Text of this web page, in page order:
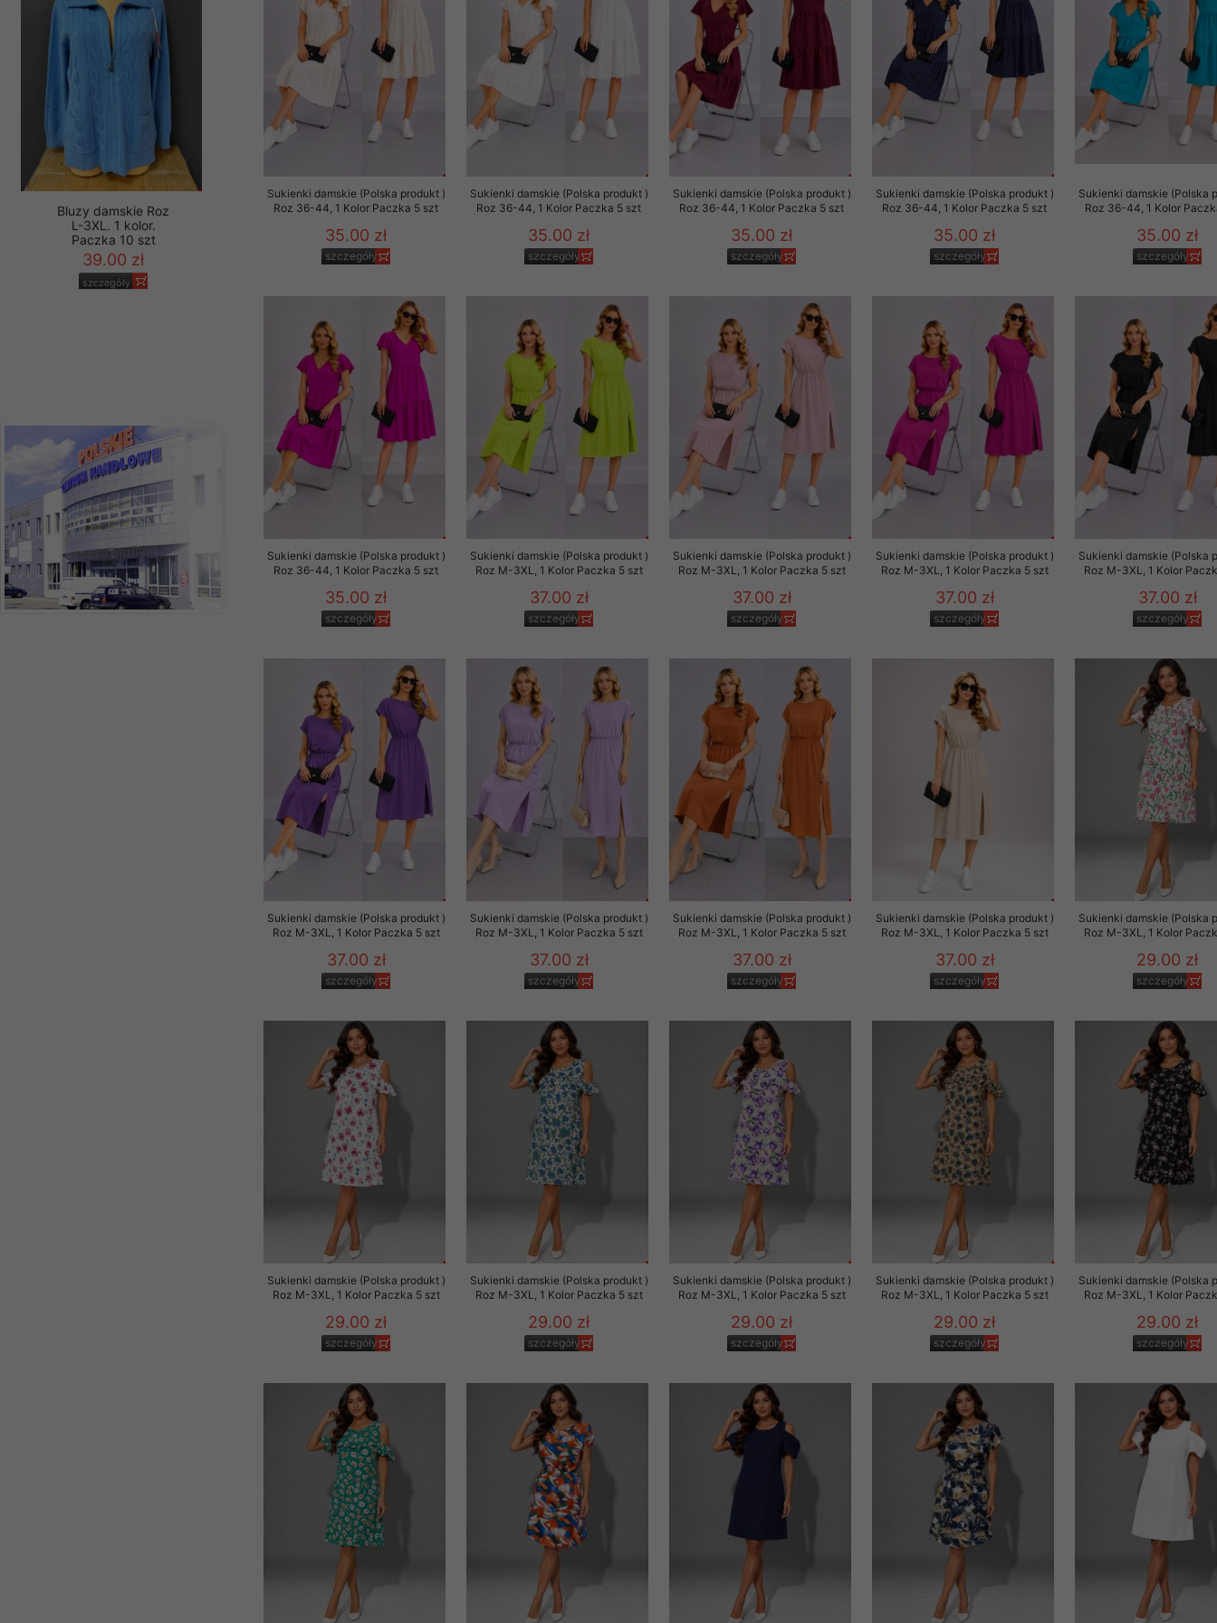
Bluzy damskie Roz
L-3XL. 1 kolor.
Sukienki damskie (Polska produkt )
Roz 36-44, 1 Kolor Paczka 5 szt
35.00 zł
szczegóły
Sukienki damskie (Polska produkt )
Roz 36-44, 1 Kolor Paczka 5 szt
35.00 zł
szczegóły
Sukienki damskie (Polska produkt )
Roz 36-44, 1 Kolor Paczka 5 szt
35.00 zł
szczegóły
Sukienki damskie (Polska produkt )
Roz 36-44, 1 Kolor Paczka 5 szt
35.00 zł
szczegóły
Sukienki damskie (Polska
Roz 36-44, 1 Kolor
35.00 zł
szczegóły
Sukienki damskie (Polska produkt )
Roz 36-44, 1 Kolor Paczka 5 szt
35.00 zł
szczegóły
Sukienki damskie (Polska produkt )
Roz M-3XL, 1 Kolor Paczka 5 szt
37.00 zł
szczegóły
Sukienki damskie (Polska produkt )
Roz M-3XL, 1 Kolor Paczka 5 szt
37.00 zł
szczegóły
Sukienki damskie (Polska produkt )
Roz M-3XL, 1 Kolor Paczka 5 szt
37.00 zł
szczegóły
Sukienki damskie (Polska
Roz M-3XL, 1 Kolor
37.00 zł
szczegóły
Sukienki damskie (Polska produkt )
Roz M-3XL, 1 Kolor Paczka 5 szt
37.00 zł
szczegóły
Sukienki damskie (Polska produkt )
Roz M-3XL, 1 Kolor Paczka 5 szt
37.00 zł
szczegóły
Sukienki damskie (Polska produkt )
Roz M-3XL, 1 Kolor Paczka 5 szt
37.00 zł
szczegóły
Sukienki damskie (Polska produkt )
Roz M-3XL, 1 Kolor Paczka 5 szt
37.00 zł
szczegóły
Sukienki damskie (Polska
Roz M-3XL, 1 Kolor
29.00 zł
szczegóły
Sukienki damskie (Polska produkt )
Roz M-3XL, 1 Kolor Paczka 5 szt
29.00 zł
szczegóły
Sukienki damskie (Polska produkt )
Roz M-3XL, 1 Kolor Paczka 5 szt
29.00 zł
szczegóły
Sukienki damskie (Polska produkt )
Roz M-3XL, 1 Kolor Paczka 5 szt
29.00 zł
szczegóły
Sukienki damskie (Polska produkt )
Roz M-3XL, 1 Kolor Paczka 5 szt
29.00 zł
szczegóły
Sukienki damskie (Polska
Roz M-3XL, 1 Kolor
29.00 zł
szczegóły
Materiały reklamowo - promocyjne wysyłamy Klientom jedynie wówczas, gdy wyrazili na to zgodę. Dotyczy to w
szczególności newslettera wysyłanego Klientowi, jeżeli potwierdzi wyraźnie wskazanego przez nas linka
zawierającego akceptację na otrzymywanie newslettera o aktualnych promocjach, rabatach i nowościach w
naszym Sklepie. Materiały te dotyczą wyłącznie oferty naszego Sklepu.
Wszelkie pytania, wnioski i sugestie odnoszące się do ochrony Państwa prywatności, w szczególności danych
osobowych prosimy zgłaszać na email